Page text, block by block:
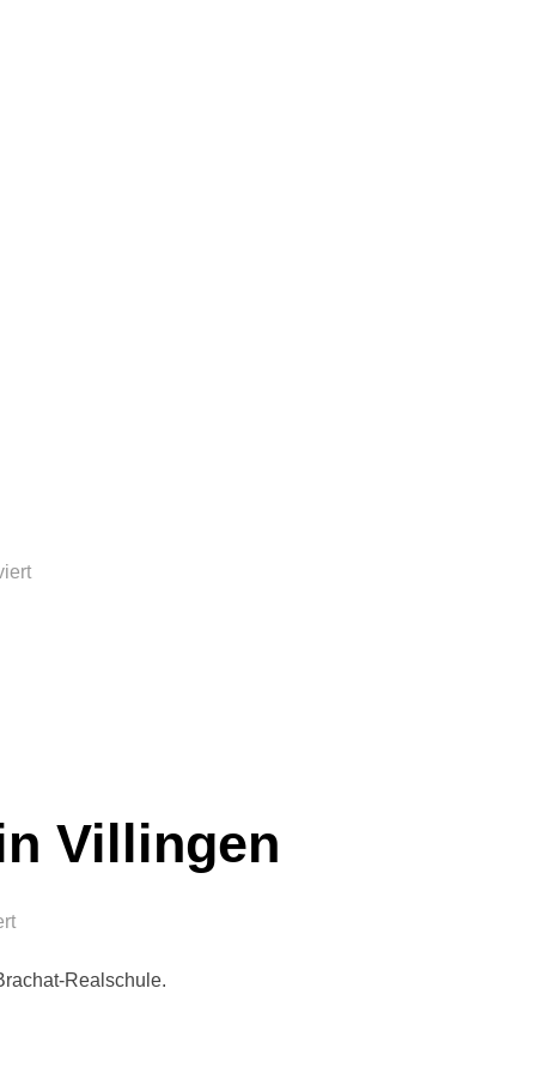
Villingen
Realschule.